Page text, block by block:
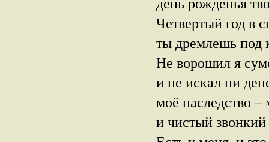
Четвертый год в
ты дремлешь под
Не ворошил я
и не искал ни
моё наследство –
и чистый